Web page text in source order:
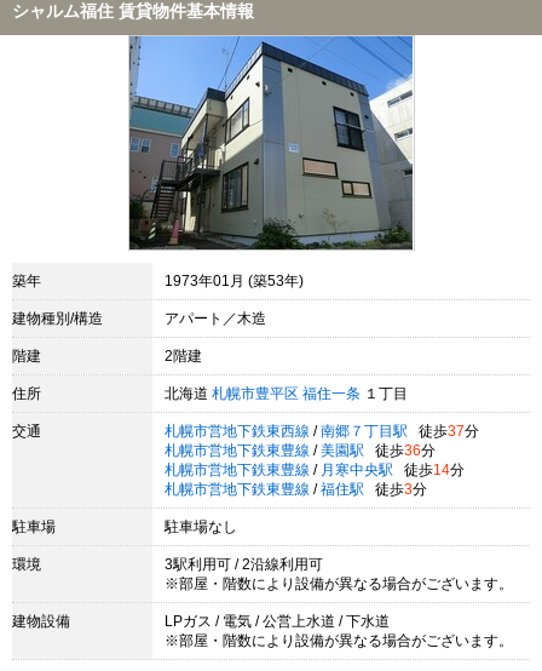
シャルム福住 賃貸物件基本情報
築年 1973年01月 (築53年)
建物種別/構造 アパート／木造
階建 2階建
住所 北海道 札幌市豊平区 福住一条 １丁目
交通 札幌市営地下鉄東西線 / 南郷７丁目駅 徒歩37分
札幌市営地下鉄東豊線 / 美園駅 徒歩36分
札幌市営地下鉄東豊線 / 月寒中央駅 徒歩14分
札幌市営地下鉄東豊線 / 福住駅 徒歩3分
駐車場 駐車場なし
環境
3駅利用可 / 2沿線利用可
※部屋・階数により設備が異なる場合がございます。
建物設備
LPガス / 電気 / 公営上水道 / 下水道
※部屋・階数により設備が異なる場合がございます。